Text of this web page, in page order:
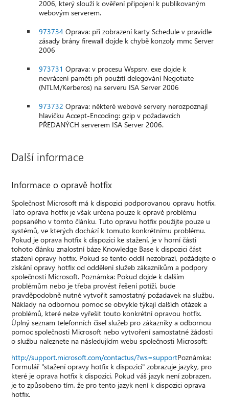
2006, který slouží k ověření připojení k publikovaným
webovým serverem.
973734 Oprava: při zobrazení karty Schedule v pravidle
zásady brány firewall dojde k chybě konzoly mmc Server
2006
973731 Oprava: v procesu Wspsrv. exe dojde k
nevrácení paměti při použití delegování Negotiate
(NTLM/Kerberos) na serveru ISA Server 2006
973732 Oprava: některé webové servery nerozpoznají
hlavičku Accept-Encoding: gzip v požadavcích
PŘEDANÝCH serverem ISA Server 2006.
Další informace
Informace o opravě hotfix
Společnost Microsoft má k dispozici podporovanou opravu hotfix.
Tato oprava hotfix je však určena pouze k opravě problému
popsaného v tomto článku. Tuto opravu hotfix použijte pouze u
systémů, ve kterých dochází k tomuto konkrétnímu problému.
Pokud je oprava hotfix k dispozici ke stažení, je v horní části
tohoto článku znalostní báze Knowledge Base k dispozici část
stažení opravy hotfix. Pokud se tento oddíl nezobrazí, požádejte o
získání opravy hotfix od oddělení služeb zákazníkům a podpory
společnosti Microsoft. Poznámka: Pokud dojde k dalším
problémům nebo je třeba provést řešení potíží, bude
pravděpodobně nutné vytvořit samostatný požadavek na službu.
Náklady na odbornou pomoc se obvykle týkají dalších otázek a
problémů, které nelze vyřešit touto konkrétní opravou hotfix.
Úplný seznam telefonních čísel služeb pro zákazníky a odbornou
pomoc společnosti Microsoft nebo vytvoření samostatné žádosti
o službu naleznete na následujícím webu společnosti Microsoft:
http://support.microsoft.com/contactus/?ws=supportPoznámka:
Formulář "stažení opravy hotfix k dispozici" zobrazuje jazyky, pro
které je oprava hotfix k dispozici. Pokud váš jazyk není zobrazen,
je to způsobeno tím, že pro tento jazyk není k dispozici oprava
hotfix.